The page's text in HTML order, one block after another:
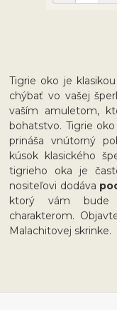
Tigrie oko je
chýbať vo vašej
vaším amuletom,
bohatstvo. Tigrie
prináša vnútorný
kúsok klasického
tigrieho oka je
nositeľovi dodáva
ktorý vám bude
charakterom.
Malachitovej skrinke.